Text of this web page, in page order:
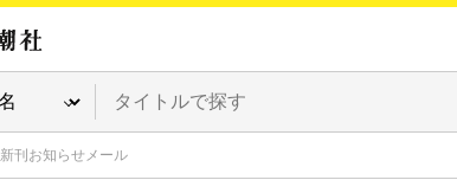
新刊お知らせメール